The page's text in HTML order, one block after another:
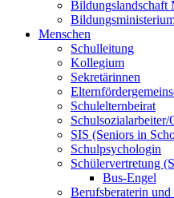
Bildungslandschaft
Menschen
Schulleitung
Kollegium
Sekretärinnen
Schulelternbeirat
Schulsozialarbeiter/
SIS (Seniors in
Schulpsychologin
Schülervertretung
Bus-Engel
Berufsberaterin